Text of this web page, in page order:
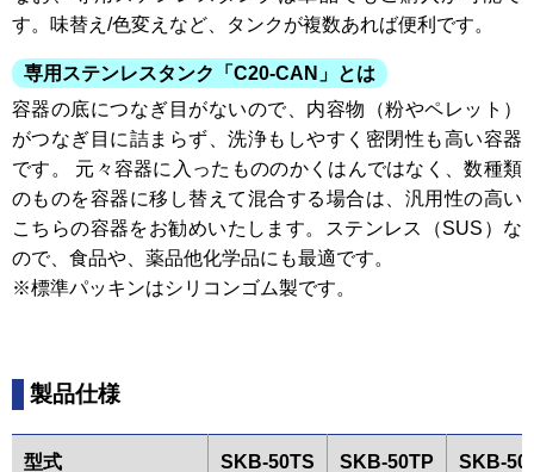
す。味替え/色変えなど、タンクが複数あれば便利です。
専用ステンレスタンク「C20-CAN」とは
容器の底につなぎ目がないので、内容物（粉やペレット）
がつなぎ目に詰まらず、洗浄もしやすく密閉性も高い容器
です。 元々容器に入ったもののかくはんではなく、数種類
のものを容器に移し替えて混合する場合は、汎用性の高い
こちらの容器をお勧めいたします。ステンレス（SUS）な
ので、食品や、薬品他化学品にも最適です。
※標準パッキンはシリコンゴム製です。
製品仕様
型式 SKB-50TS SKB-50TP SKB-